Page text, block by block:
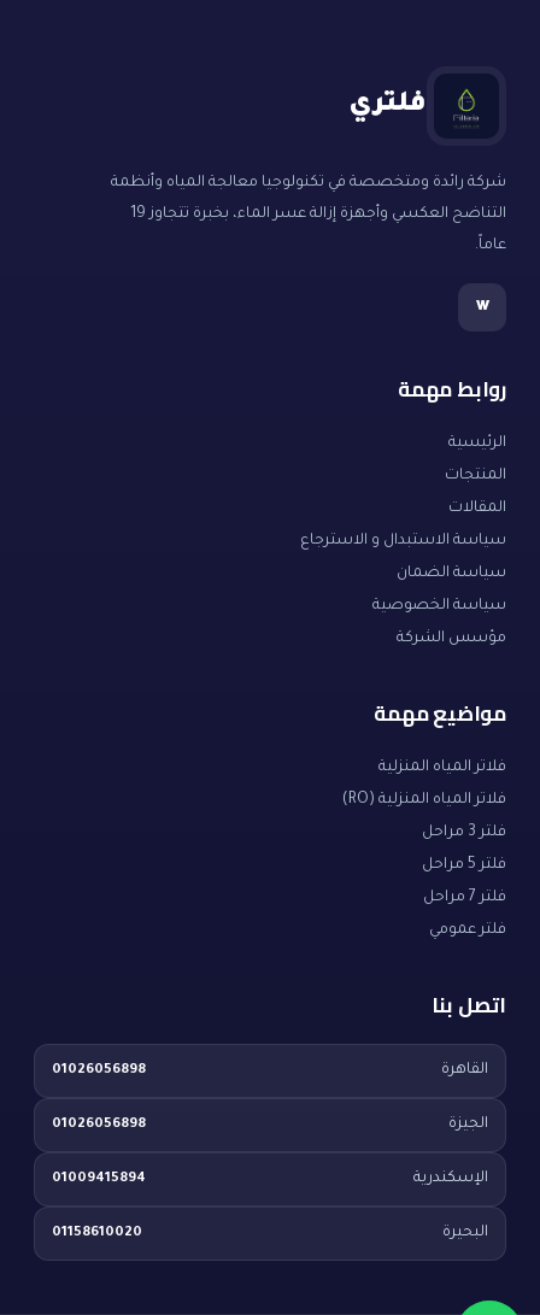
فلتري
شركة رائدة ومتخصصة في تكنولوجيا معالجة المياه وأنظمة
التناضح العكسي وأجهزة إزالة عسر الماء، بخبرة تتجاوز 19
عاماً.
w
روابط مهمة
الرئيسية
المنتجات
المقالات
سياسة الاستبدال و الاسترجاع
سياسة الضمان
سياسة الخصوصية
مؤسس الشركة
مواضيع مهمة
فلاتر المياه المنزلية
فلاتر المياه المنزلية (RO)
فلتر 3 مراحل
فلتر 5 مراحل
فلتر 7 مراحل
فلتر عمومي
اتصل بنا
القاهرة 01026056898
الجيزة 01026056898
الإسكندرية 01009415894
البحيرة 01158610020